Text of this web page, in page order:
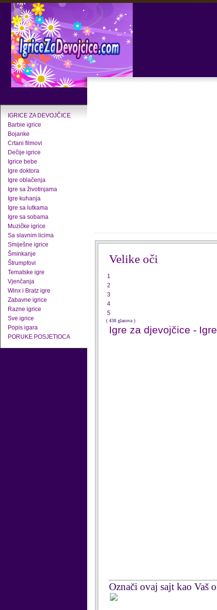
IGRICE ZA DEVOJČICE
Barbie igrice
Bojanke
Crtani filmovi
Dečije igrice
Igrice bebe
Igre doktora
Igre oblačenja
Igre sa životinjama
Igre kuhanja
Igre sa lutkama
Igre sa sobama
Muzičke igrice
Sa slavnim licima
Smiješne igrice
Šminkanje
Štrumpfovi
Tematske igre
Vjenčanja
Winx i Bratz igre
Zabavne igrice
Razne igrice
Sve igrice
Popis igara
PORUKE POSJETIOCA
Velike oči
1
2
3
4
5
( 438 glasova )
Igre za djevojčice -
Označi ovaj sajt kao Vaš